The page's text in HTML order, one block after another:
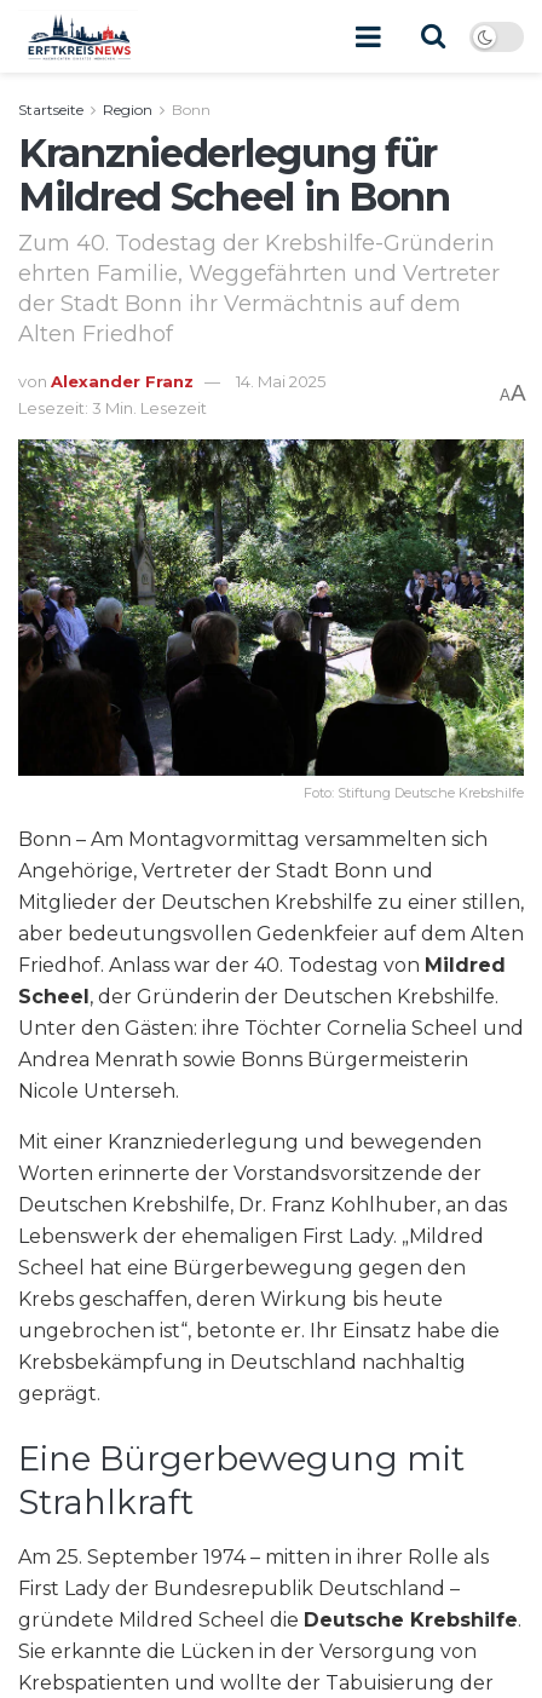
Startseite Region Bonn
Kranzniederlegung für
Mildred Scheel in Bonn
Zum 40. Todestag der Krebshilfe-Gründerin
ehrten Familie, Weggefährten und Vertreter
der Stadt Bonn ihr Vermächtnis auf dem
Alten Friedhof
von Alexander Franz
14. Mai 2025
Lesezeit: 3 Min. Lesezeit
AA
Foto: Stiftung Deutsche Krebshilfe
Bonn – Am Montagvormittag versammelten sich
Angehörige, Vertreter der Stadt Bonn und
Mitglieder der Deutschen Krebshilfe zu einer stillen,
aber bedeutungsvollen Gedenkfeier auf dem Alten
Friedhof. Anlass war der 40. Todestag von Mildred
Scheel , der Gründerin der Deutschen Krebshilfe.
Unter den Gästen: ihre Töchter Cornelia Scheel und
Andrea Menrath sowie Bonns Bürgermeisterin
Nicole Unterseh.
Mit einer Kranzniederlegung und bewegenden
Worten erinnerte der Vorstandsvorsitzende der
Deutschen Krebshilfe, Dr. Franz Kohlhuber, an das
Lebenswerk der ehemaligen First Lady. „Mildred
Scheel hat eine Bürgerbewegung gegen den
Krebs geschaffen, deren Wirkung bis heute
ungebrochen ist“, betonte er. Ihr Einsatz habe die
Krebsbekämpfung in Deutschland nachhaltig
geprägt.
Eine Bürgerbewegung mit
Strahlkraft
Am 25. September 1974 – mitten in ihrer Rolle als
First Lady der Bundesrepublik Deutschland –
gründete Mildred Scheel die Deutsche Krebshilfe.
Sie erkannte die Lücken in der Versorgung von
Krebspatienten und wollte der Tabuisierung der